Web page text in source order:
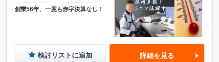
創業56年、一度も赤字決算なし！
検討リストに追加 詳細を見る